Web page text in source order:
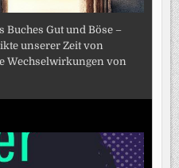
Buches Gut und Böse –
unserer Zeit von
Wechselwirkungen von